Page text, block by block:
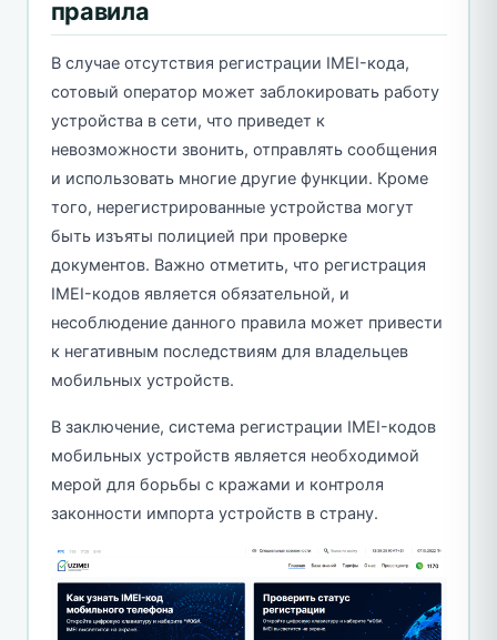
правила
В случае отсутствия регистрации IMEI-кода,
сотовый оператор может заблокировать работу
устройства в сети, что приведет к
невозможности звонить, отправлять сообщения
и использовать многие другие функции. Кроме
того, нерегистрированные устройства могут
быть изъяты полицией при проверке
документов. Важно отметить, что регистрация
IMEI-кодов является обязательной, и
несоблюдение данного правила может привести
к негативным последствиям для владельцев
мобильных устройств.
В заключение, система регистрации IMEI-кодов
мобильных устройств является необходимой
мерой для борьбы с кражами и контроля
законности импорта устройств в страну.